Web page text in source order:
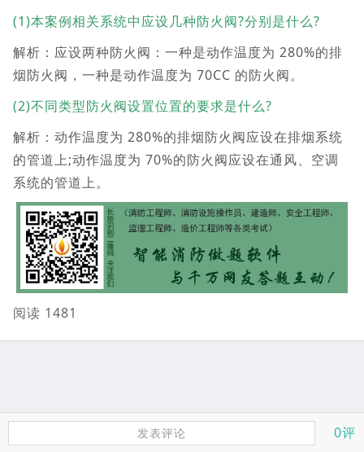
(1)本案例相关系统中应设几种防火阀?分别是什么?
解析：应设两种防火阀：一种是动作温度为 280%的排
烟防火阀，一种是动作温度为 70CC 的防火阀。
(2)不同类型防火阀设置位置的要求是什么?
解析：动作温度为 280%的排烟防火阀应设在排烟系统
的管道上;动作温度为 70%的防火阀应设在通风、空调
系统的管道上。
阅读 1481
发表评论 0评